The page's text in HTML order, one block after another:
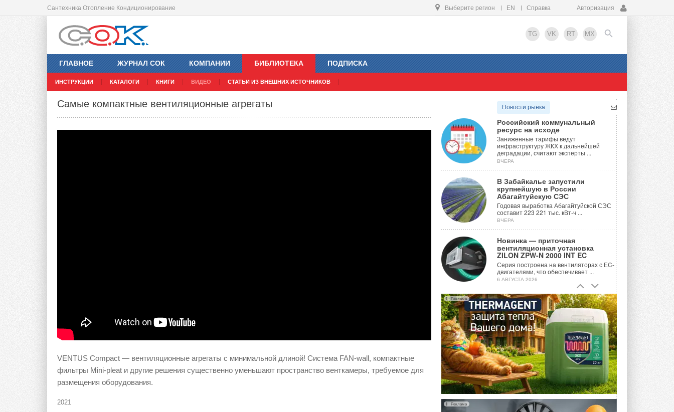
Сантехника Отопление Кондиционирование Выберите регион EN Справка Авторизация
TG VK RT MX
ГЛАВНОЕ ЖУРНАЛ СОК КОМПАНИИ БИБЛИОТЕКА
ИНСТРУКЦИИ КАТАЛОГИ КНИГИ ВИДЕО СТАТЬИ ИЗ ВНЕШНИХ ИСТОЧНИКОВ
ПОДПИСКА
EN
Самые компактные вентиляционные агрегаты
VENTUS Compact — вентиляционные агрегаты с минимальной длиной! Система FAN-wall, компактные
фильтры Mini-pleat и другие решения существенно уменьшают пространство венткамеры, требуемое для
размещения оборудования.
2021
Новости рынка
Российский коммунальный
ресурс на исходе
Заниженные тарифы ведут
инфраструктуру ЖКХ к дальнейшей
деградации, считают эксперты ...
ВЧЕРА
В Забайкалье запустили
крупнейшую в России
Абагайтуйскую СЭС
Годовая выработка Абагайтуйской СЭС
составит 223 221 тыс. кВт-ч ...
ВЧЕРА
Новинка — приточная
вентиляционная установка
ZILON ZPW-N 2000 INT EC
Серия построена на вентиляторах с EC-
двигателями, что обеспечивает ...
6 АВГУСТА 2026
Учёные ЮУрГУ создали
каскадную установку,
объединяющую солнечную и
геотермальную энергию
Природосберегающие технологии ...
6 АВГУСТА 2026
Для Арктики создали
технологию защиты
ветрогенераторов от аварий
Разработка учитывает влияние
мерзлоты, обледенения и снеговых ...
6 АВГУСТА 2026
Реклама
Реклама